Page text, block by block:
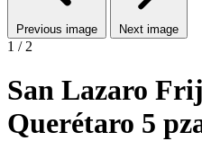
Previous image Next image
1 / 2
San Lazaro
Querétaro 5